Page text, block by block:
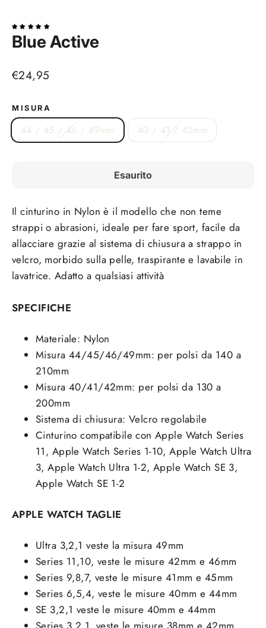
Blue Active
Prezzo
listino
€24,95
MISURA
44 / 45 / 46 / 49mm 40 / 41 / 42mm
Esaurito
Il cinturino in Nylon è il modello che non teme
strappi o abrasioni, ideale per fare sport, facile da
allacciare grazie al sistema di chiusura a strappo in
velcro, morbido sulla pelle, traspirante e lavabile in
lavatrice. Adatto a qualsiasi attività
SPECIFICHE
Materiale: Nylon
Misura 44/45/46/49mm: per polsi da 140 a
210mm
Misura 40/41/42mm: per polsi da 130 a
200mm
Sistema di chiusura: Velcro regolabile
Cinturino compatibile con Apple Watch Series
11, Apple Watch Series 1-10, Apple Watch Ultra
3, Apple Watch Ultra 1-2, Apple Watch SE 3,
Apple Watch SE 1-2
APPLE WATCH TAGLIE
Ultra 3,2,1 veste la misura 49mm
Series 11,10, veste le misure 42mm e 46mm
Series 9,8,7, veste le misure 41mm e 45mm
Series 6,5,4, veste le misure 40mm e 44mm
SE 3,2,1 veste le misure 40mm e 44mm